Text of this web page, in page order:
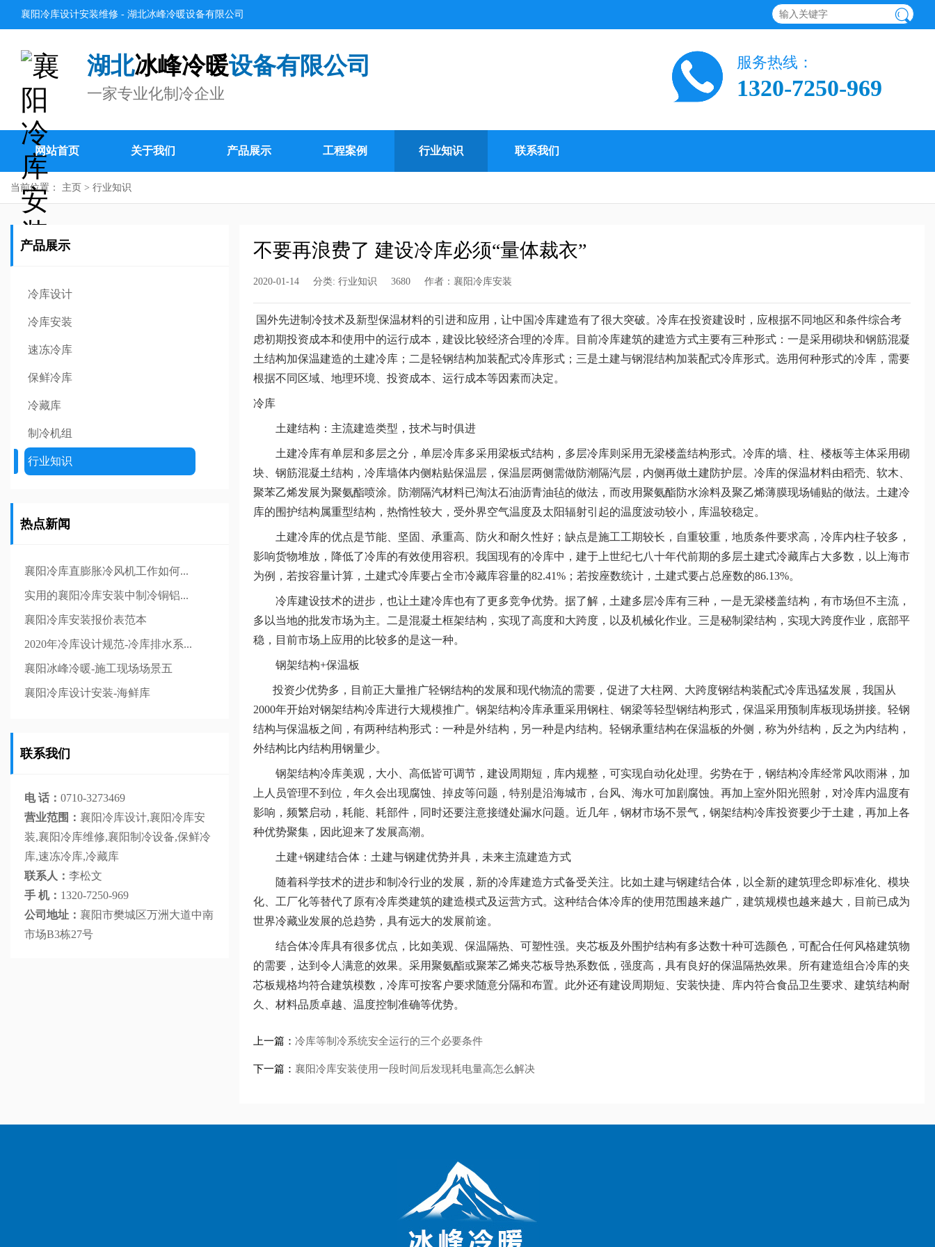
襄阳冷库设计安装维修 - 湖北冰峰冷暖设备有限公司
湖北冰峰冷暖设备有限公司
一家专业化制冷企业
服务热线：
1320-7250-969
网站首页 关于我们 产品展示 工程案例 行业知识 联系我们
当前位置： 主页 > 行业知识
产品展示
冷库设计
冷库安装
速冻冷库
保鲜冷库
冷藏库
制冷机组
行业知识
热点新闻
襄阳冷库直膨胀冷风机工作如何...
实用的襄阳冷库安装中制冷铜铝...
襄阳冷库安装报价表范本
2020年冷库设计规范-冷库排水系...
襄阳冰峰冷暖-施工现场场景五
襄阳冷库设计安装-海鲜库
联系我们
电 话： 0710-3273469
营业范围： 襄阳冷库设计,襄阳冷库安
装,襄阳冷库维修,襄阳制冷设备,保鲜冷
库,速冻冷库,冷藏库
联系人： 李松文
手 机： 1320-7250-969
公司地址： 襄阳市樊城区万洲大道中南
市场B3栋27号
不要再浪费了 建设冷库必须“量体裁衣”
2020-01-14 分类: 行业知识 3680 作者： 襄阳冷库安装
国外先进制冷技术及新型保温材料的引进和应用，让中国冷库建造有了很大突破。冷库在投资建设时，应根据不同地区和条件综合考
虑初期投资成本和使用中的运行成本，建设比较经济合理的冷库。目前冷库建筑的建造方式主要有三种形式：一是采用砌块和钢筋混凝
土结构加保温建造的土建冷库；二是轻钢结构加装配式冷库形式；三是土建与钢混结构加装配式冷库形式。选用何种形式的冷库，需要
根据不同区域、地理环境、投资成本、运行成本等因素而决定。
冷库
土建结构：主流建造类型，技术与时俱进
土建冷库有单层和多层之分，单层冷库多采用梁板式结构，多层冷库则采用无梁楼盖结构形式。冷库的墙、柱、楼板等主体采用砌
块、钢筋混凝土结构，冷库墙体内侧粘贴保温层，保温层两侧需做防潮隔汽层，内侧再做土建防护层。冷库的保温材料由稻壳、软木、
聚苯乙烯发展为聚氨酯喷涂。防潮隔汽材料已淘汰石油沥青油毡的做法，而改用聚氨酯防水涂料及聚乙烯薄膜现场铺贴的做法。土建冷
库的围护结构属重型结构，热惰性较大，受外界空气温度及太阳辐射引起的温度波动较小，库温较稳定。
土建冷库的优点是节能、坚固、承重高、防火和耐久性好；缺点是施工工期较长，自重较重，地质条件要求高，冷库内柱子较多，
影响货物堆放，降低了冷库的有效使用容积。我国现有的冷库中，建于上世纪七八十年代前期的多层土建式冷藏库占大多数，以上海市
为例，若按容量计算，土建式冷库要占全市冷藏库容量的82.41%；若按座数统计，土建式要占总座数的86.13%。
冷库建设技术的进步，也让土建冷库也有了更多竞争优势。据了解，土建多层冷库有三种，一是无梁楼盖结构，有市场但不主流，
多以当地的批发市场为主。二是混凝土框架结构，实现了高度和大跨度，以及机械化作业。三是秘制梁结构，实现大跨度作业，底部平
稳，目前市场上应用的比较多的是这一种。
钢架结构+保温板
投资少优势多，目前正大量推广轻钢结构的发展和现代物流的需要，促进了大柱网、大跨度钢结构装配式冷库迅猛发展，我国从
2000年开始对钢架结构冷库进行大规模推广。钢架结构冷库承重采用钢柱、钢梁等轻型钢结构形式，保温采用预制库板现场拼接。轻钢
结构与保温板之间，有两种结构形式：一种是外结构，另一种是内结构。轻钢承重结构在保温板的外侧，称为外结构，反之为内结构，
外结构比内结构用钢量少。
钢架结构冷库美观，大小、高低皆可调节，建设周期短，库内规整，可实现自动化处理。劣势在于，钢结构冷库经常风吹雨淋，加
上人员管理不到位，年久会出现腐蚀、掉皮等问题，特别是沿海城市，台风、海水可加剧腐蚀。再加上室外阳光照射，对冷库内温度有
影响，频繁启动，耗能、耗部件，同时还要注意接缝处漏水问题。近几年，钢材市场不景气，钢架结构冷库投资要少于土建，再加上各
种优势聚集，因此迎来了发展高潮。
土建+钢建结合体：土建与钢建优势并具，未来主流建造方式
随着科学技术的进步和制冷行业的发展，新的冷库建造方式备受关注。比如土建与钢建结合体，以全新的建筑理念即标准化、模块
化、工厂化等替代了原有冷库类建筑的建造模式及运营方式。这种结合体冷库的使用范围越来越广，建筑规模也越来越大，目前已成为
世界冷藏业发展的总趋势，具有远大的发展前途。
结合体冷库具有很多优点，比如美观、保温隔热、可塑性强。夹芯板及外围护结构有多达数十种可选颜色，可配合任何风格建筑物
的需要，达到令人满意的效果。采用聚氨酯或聚苯乙烯夹芯板导热系数低，强度高，具有良好的保温隔热效果。所有建造组合冷库的夹
芯板规格均符合建筑模数，冷库可按客户要求随意分隔和布置。此外还有建设周期短、安装快捷、库内符合食品卫生要求、建筑结构耐
久、材料品质卓越、温度控制准确等优势。
上一篇： 冷库等制冷系统安全运行的三个必要条件
下一篇： 襄阳冷库安装使用一段时间后发现耗电量高怎么解决